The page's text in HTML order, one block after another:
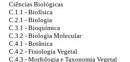
Ciências Biológicas
C.1.1 - Biofísica
C.2.1 - Biologia
C.3.1 - Bioquímica
C.3.2 - Biologia Molecular
C.4.1 - Botânica
C.4.2 - Fisiologia Vegetal
C.4.3 - Morfologia e Taxonomia Vegetal